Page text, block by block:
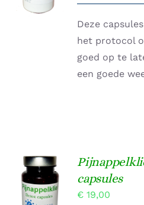
DETAILS
Deze
het protocol
goed op te
een goede
Gewaardeerd
4.67uit 5
TOEVOEGEN
AAN
WINKELWAGEN
capsules
€ 19,00